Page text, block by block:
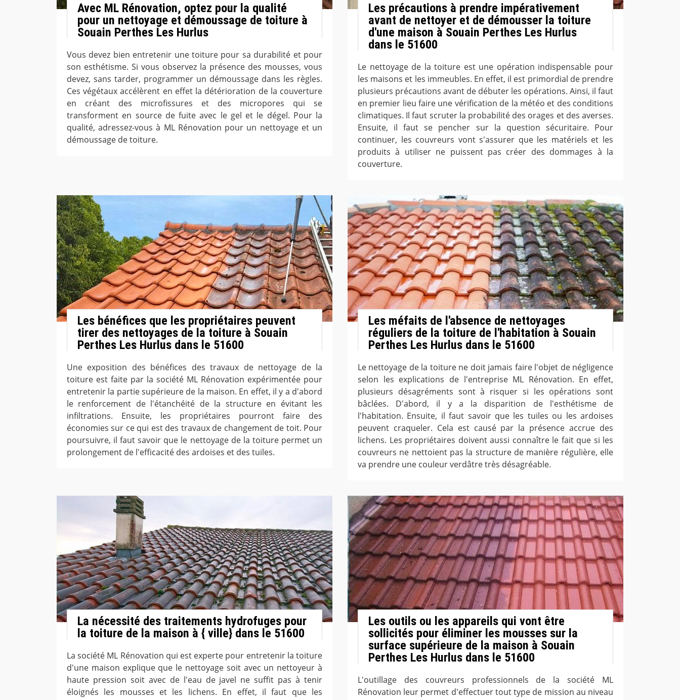
Avec ML Rénovation, optez pour la qualité
pour un nettoyage et démoussage de toiture à
Souain Perthes Les Hurlus
Vous devez bien entretenir une toiture pour sa durabilité et pour
son esthétisme. Si vous observez la présence des mousses, vous
devez, sans tarder, programmer un démoussage dans les règles.
Ces végétaux accélèrent en effet la détérioration de la couverture
en créant des microfissures et des micropores qui se
transforment en source de fuite avec le gel et le dégel. Pour la
qualité, adressez-vous à ML Rénovation pour un nettoyage et un
démoussage de toiture.
Les précautions à prendre impérativement
avant de nettoyer et de démousser la toiture
d'une maison à Souain Perthes Les Hurlus
dans le 51600
Le nettoyage de la toiture est une opération indispensable pour
les maisons et les immeubles. En effet, il est primordial de prendre
plusieurs précautions avant de débuter les opérations. Ainsi, il faut
en premier lieu faire une vérification de la météo et des conditions
climatiques. Il faut scruter la probabilité des orages et des averses.
Ensuite, il faut se pencher sur la question sécuritaire. Pour
continuer, les couvreurs vont s'assurer que les matériels et les
produits à utiliser ne puissent pas créer des dommages à la
couverture.
Les bénéfices que les propriétaires peuvent
tirer des nettoyages de la toiture à Souain
Perthes Les Hurlus dans le 51600
Une exposition des bénéfices des travaux de nettoyage de la
toiture est faite par la société ML Rénovation expérimentée pour
entretenir la partie supérieure de la maison. En effet, il y a d'abord
le renforcement de l'étanchéité de la structure en évitant les
infiltrations. Ensuite, les propriétaires pourront faire des
économies sur ce qui est des travaux de changement de toit. Pour
poursuivre, il faut savoir que le nettoyage de la toiture permet un
prolongement de l'efficacité des ardoises et des tuiles.
Les méfaits de l'absence de nettoyages
réguliers de la toiture de l'habitation à Souain
Perthes Les Hurlus dans le 51600
Le nettoyage de la toiture ne doit jamais faire l'objet de négligence
selon les explications de l'entreprise ML Rénovation. En effet,
plusieurs désagréments sont à risquer si les opérations sont
bâclées. D'abord, il y a la disparition de l'esthétisme de
l'habitation. Ensuite, il faut savoir que les tuiles ou les ardoises
peuvent craqueler. Cela est causé par la présence accrue des
lichens. Les propriétaires doivent aussi connaître le fait que si les
couvreurs ne nettoient pas la structure de manière régulière, elle
va prendre une couleur verdâtre très désagréable.
La nécessité des traitements hydrofuges pour
la toiture de la maison à { ville} dans le 51600
La société ML Rénovation qui est experte pour entretenir la toiture
d'une maison explique que le nettoyage soit avec un nettoyeur à
haute pression soit avec de l'eau de javel ne suffit pas à tenir
éloignés les mousses et les lichens. En effet, il faut que les
Les outils ou les appareils qui vont être
sollicités pour éliminer les mousses sur la
surface supérieure de la maison à Souain
Perthes Les Hurlus dans le 51600
L'outillage des couvreurs professionnels de la société ML
Rénovation leur permet d'effectuer tout type de mission au niveau